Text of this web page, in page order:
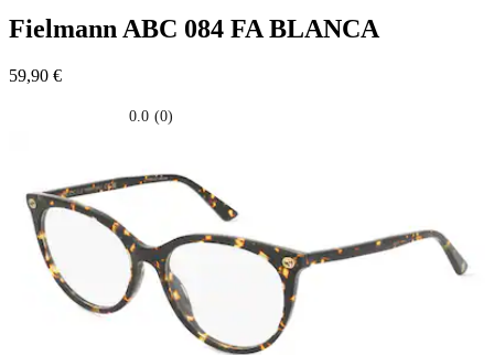
Fielmann ABC 084 FA BLANCA
59,90 €
0.0 (0)